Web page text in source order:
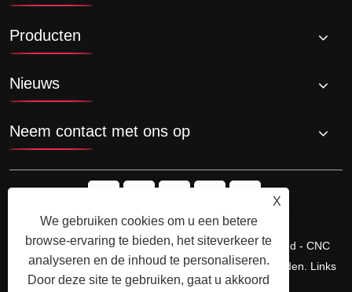
Producten
Nieuws
Neem contact met ons op
Copyright © Ningbo Shengfa Hardware Factory Limited - CNC
Machinewerk, Sming Service - Alle rechten voorbehouden. Links
X
We gebruiken cookies om u een betere
browse-ervaring te bieden, het siteverkeer te
analyseren en de inhoud te personaliseren.
Door deze site te gebruiken, gaat u akkoord